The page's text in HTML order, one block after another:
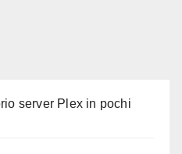
server Plex in pochi